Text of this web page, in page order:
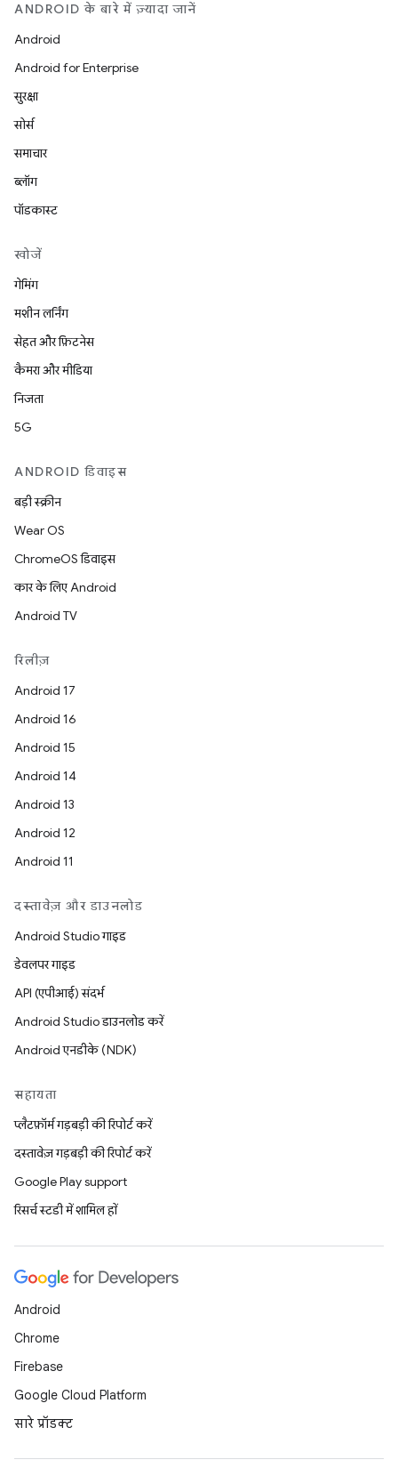
ANDROID के बारे में ज़्यादा जानें
Android
Android for Enterprise
सुरक्षा
सोर्स
समाचार
ब्लॉग
पॉडकास्ट
खोजें
गेमिंग
मशीन लर्निंग
सेहत और फ़िटनेस
कैमरा और मीडिया
निजता
5G
ANDROID डिवाइस
बड़ी स्क्रीन
Wear OS
ChromeOS डिवाइस
कार के लिए Android
Android TV
रिलीज़
Android 17
Android 16
Android 15
Android 14
Android 13
Android 12
Android 11
दस्तावेज़ और डाउनलोड
Android Studio गाइड
डेवलपर गाइड
API (एपीआई) संदर्भ
Android Studio डाउनलोड करें
Android एनडीके (NDK)
सहायता
प्लैटफ़ॉर्म गड़बड़ी की रिपोर्ट करें
दस्तावेज़ गड़बड़ी की रिपोर्ट करें
Google Play support
रिसर्च स्टडी में शामिल हों
Android
Chrome
Firebase
Google Cloud Platform
सारे प्रॉडक्ट